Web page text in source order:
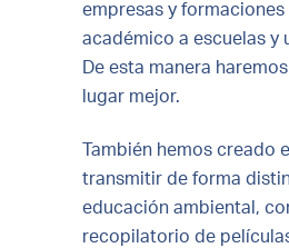
empresas y
académico a escuelas y
De esta manera
lugar mejor.
También hemos creado
transmitir de forma
educación ambiental,
recopilatorio de